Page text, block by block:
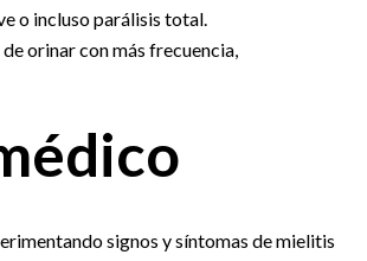
o incluso parálisis total.
orinar con más frecuencia,
signos y síntomas de mielitis